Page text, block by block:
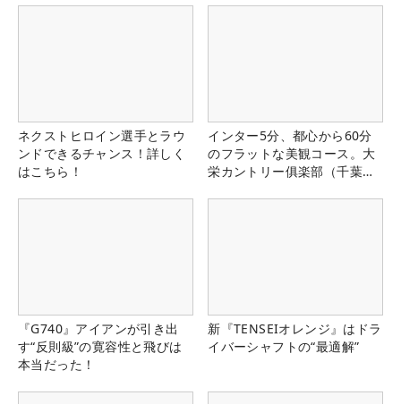
ネクストヒロイン選手とラウ
ンドできるチャンス！詳しく
はこちら！
インター5分、都心から60分
のフラットな美観コース。大
栄カントリー俱楽部（千葉
『G740』アイアンが引き出
す“反則級”の寛容性と飛びは
本当だった！
新『TENSEIオレンジ』はドラ
イバーシャフトの“最適解”